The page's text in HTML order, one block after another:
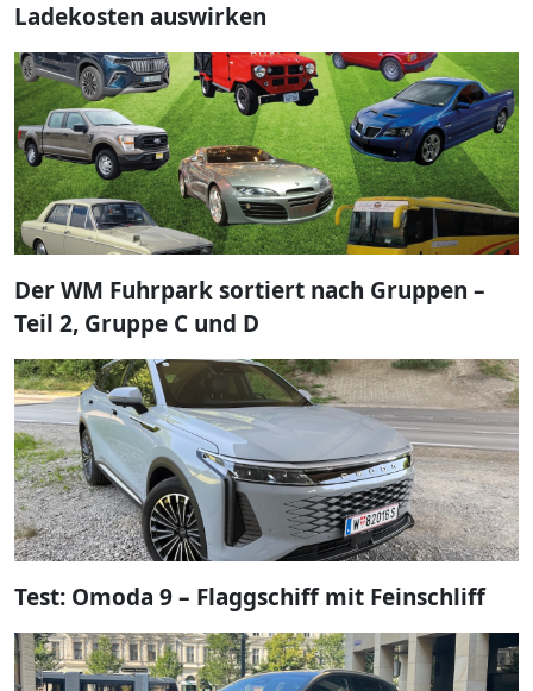
Ladekosten auswirken
Der WM Fuhrpark sortiert nach Gruppen –
Teil 2, Gruppe C und D
Test: Omoda 9 – Flaggschiff mit Feinschliff